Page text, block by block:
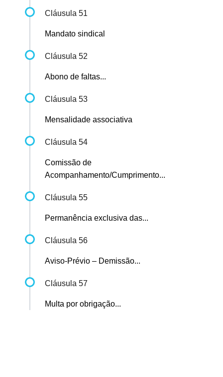
Cláusula 51
Mandato sindical
Cláusula 52
Abono de faltas...
Cláusula 53
Mensalidade associativa
Cláusula 54
Comissão de
Acompanhamento/Cumprimento...
Cláusula 55
Permanência exclusiva das...
Cláusula 56
Aviso-Prévio – Demissão...
Cláusula 57
Multa por obrigação...